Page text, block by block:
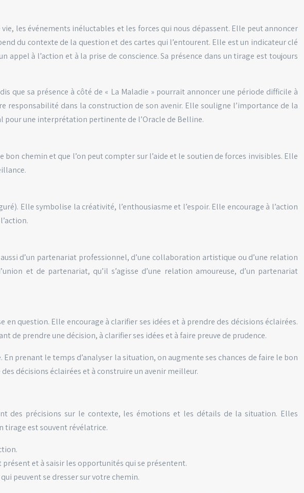
les événements inéluctables et les forces qui nous dépassent. Elle peut annoncer
du contexte de la question et des cartes qui l’entourent. Elle est un indicateur clé
à l’action et à la prise de conscience. Sa présence dans un tirage est toujours
sa présence à côté de « La Maladie » pourrait annoncer une période difficile à
responsabilité dans la construction de son avenir. Elle souligne l’importance de la
pour une interprétation pertinente de l’Oracle de Belline.
chemin et que l’on peut compter sur l’aide et le soutien de forces invisibles. Elle
Elle symbolise la créativité, l’enthousiasme et l’espoir. Elle encourage à l’action
d’un partenariat professionnel, d’une collaboration artistique ou d’une relation
et de partenariat, qu’il s’agisse d’une relation amoureuse, d’un partenariat
question. Elle encourage à clarifier ses idées et à prendre des décisions éclairées.
de prendre une décision, à clarifier ses idées et à faire preuve de prudence.
prenant le temps d’analyser la situation, on augmente ses chances de faire le bon
décisions éclairées et à construire un avenir meilleur.
des précisions sur le contexte, les émotions et les détails de la situation. Elles
tirage est souvent révélatrice.
et à saisir les opportunités qui se présentent.
peuvent se dresser sur votre chemin.